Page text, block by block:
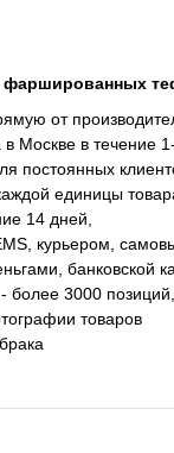
от
в Москве в течение
постоянных
единицы
14 дней,
курьером,
банковской
более 3000
товаров